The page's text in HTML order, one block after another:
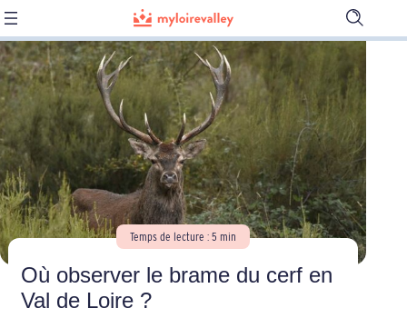
Ouvrir
la
de
Temps de lecture : 5 min
Où observer le brame du cerf en
Val de Loire ?